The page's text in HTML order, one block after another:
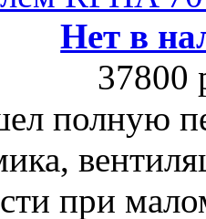
Нет в
37800
полную
при